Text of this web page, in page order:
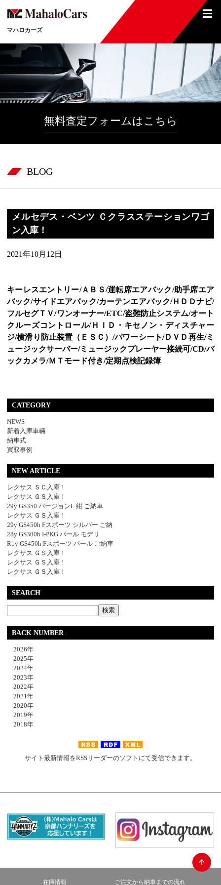
マハロカーズ
無料査定フォームはこちら
BLOG
メルセデス・ベンツ Ｃクラスステーションワゴ
ン入庫！
2021年10月12日
キーレスエントリー/ＡＢＳ/運転席エアバック/助手席エア
バック/サイドエアバック/カーテンエアバック/ＨＤＤナビ/
フルセグＴＶ/ワンオーナー/ETC/盗難防止システム/オート
クルーズコントロール/ＨＩＤ・キセノン・ディスチャー
ジ/横滑り防止装置（ＥＳＣ）/パワーシート/ＤＶＤ再生/ミ
ュージックサーバー/ミュージックプレーヤー接続可/CD/バ
ックカメラ/ＭＴモード付き/定期点検記録簿
CATEGORY
NEWS
新着入庫車輛
納車式
買取事例
NEW ARTICLE
レクサス ＳＣ入庫！
レクサス ＧＳ入庫！
29y GS350 バージョンL 紺 ご納車
レクサス ＧＳ入庫！
29y GS450h Fスポーツ シルバー ご納
28y GS300h I-PKG パール モデリ
R1y GS450h Fスポーツ パール ご納車
レクサス ＧＳ入庫！
レクサス ＧＳ入庫！
レクサス ＧＳ入庫！
SEARCH
BACK NUMBER
2026年
2025年
2024年
2023年
2022年
2021年
2020年
2019年
2018年
サイト最新情報をRSSリーダーのソフトにて受信できます。
在庫情報 ご注文から納車までの流れ